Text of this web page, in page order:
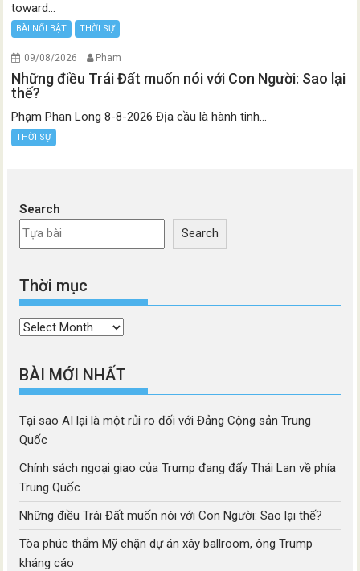
toward...
BÀI NỔI BẬT THỜI SỰ
09/08/2026 Pham
Những điều Trái Đất muốn nói với Con Người: Sao lại
thế?
Phạm Phan Long 8-8-2026 Địa cầu là hành tinh...
THỜI SỰ
Search
Search
Thời mục
Thời
BÀI MỚI NHẤT
Tại sao AI lại là một rủi ro đối với Đảng Cộng sản Trung
Quốc
Chính sách ngoại giao của Trump đang đẩy Thái Lan về phía
Trung Quốc
Những điều Trái Đất muốn nói với Con Người: Sao lại thế?
Tòa phúc thẩm Mỹ chặn dự án xây ballroom, ông Trump
kháng cáo